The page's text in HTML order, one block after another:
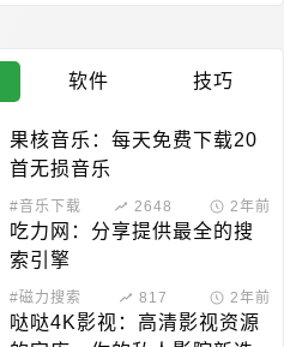
软件 技巧
果核音乐：每天免费下载20
首无损音乐
#音乐下载 2648 2年前
吃力网：分享提供最全的搜
索引擎
#磁力搜索 817 2年前
哒哒4K影视：高清影视资源